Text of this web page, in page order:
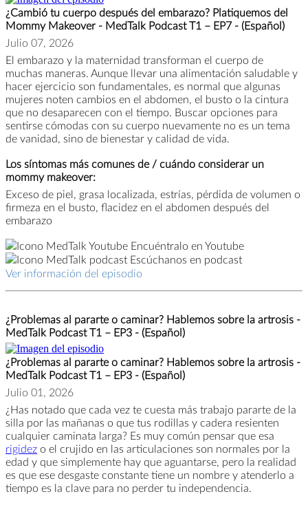
¿Cambió tu cuerpo después del embarazo? Platiquemos del
Mommy Makeover - MedTalk Podcast T1 – EP7 - (Español)
Julio 07, 2026
El embarazo y la maternidad transforman el cuerpo de
muchas maneras. Aunque llevar una alimentación saludable y
hacer ejercicio son fundamentales, es normal que algunas
mujeres noten cambios en el abdomen, el busto o la cintura
que no desaparecen con el tiempo. Buscar opciones para
sentirse cómodas con su cuerpo nuevamente no es un tema
de vanidad, sino de bienestar y calidad de vida.
Los síntomas más comunes de / cuándo considerar un
mommy makeover:
Exceso de piel, grasa localizada, estrías, pérdida de volumen o
firmeza en el busto, flacidez en el abdomen después del
embarazo
Encuéntralo en Youtube
Escúchanos en podcast
Ver información del episodio
¿Problemas al pararte o caminar? Hablemos sobre la artrosis -
MedTalk Podcast T1 – EP3 - (Español)
¿Problemas al pararte o caminar? Hablemos sobre la artrosis -
MedTalk Podcast T1 – EP3 - (Español)
Julio 01, 2026
¿Has notado que cada vez te cuesta más trabajo pararte de la
silla por las mañanas o que tus rodillas y cadera resienten
cualquier caminata larga? Es muy común pensar que esa
rigidez o el crujido en las articulaciones son normales por la
edad y que simplemente hay que aguantarse, pero la realidad
es que ese desgaste constante tiene un nombre y atenderlo a
tiempo es la clave para no perder tu independencia.